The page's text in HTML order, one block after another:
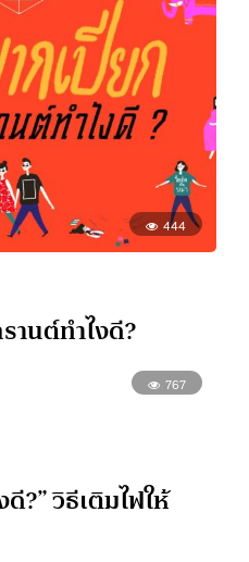
444
านต์ทำไงดี?
767
?” วิธีเติมไฟให้